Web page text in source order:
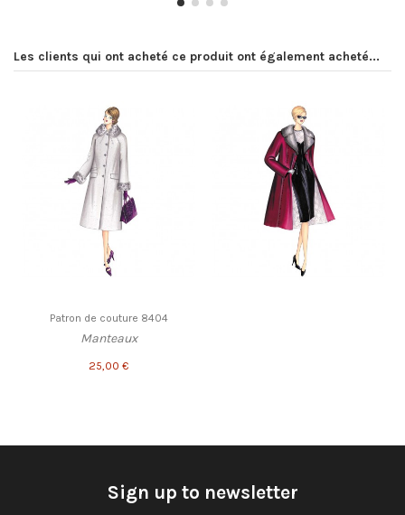
Les clients qui ont acheté ce produit ont également acheté...
Patron de couture 8404
Manteaux
25,00 €
Sign up to newsletter